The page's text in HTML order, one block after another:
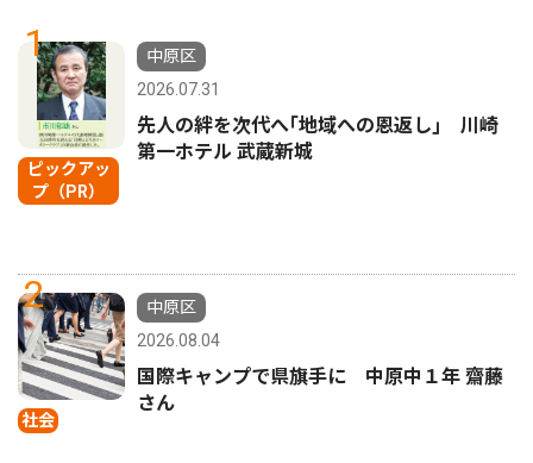
1
ピックアッ
プ（PR）
中原区
2026.07.31
先人の絆を次代へ｢地域への恩返し｣ 川崎
第一ホテル 武蔵新城
2
社会
中原区
2026.08.04
国際キャンプで県旗手に 中原中１年 齋藤
さん